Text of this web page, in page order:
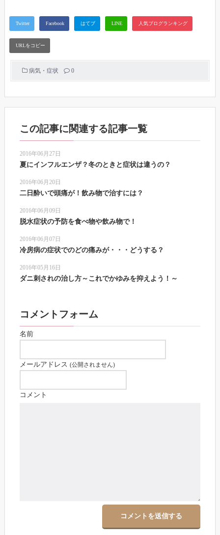
病気・症状 0
この記事に関連する記事一覧
2016年06月27日
夏にインフルエンザ？冬のときと症状は違うの？
2016年06月20日
二日酔いで頭痛が！飲み物で治すには？
2016年06月09日
脱水症状の予防を食べ物や飲み物で！
2016年06月07日
冷房病の症状でのどの痛みが・・・どうする？
2016年05月16日
ダニ刺されの治し方～これでかゆみを抑えよう！～
コメントフォーム
名前
メールアドレス (公開されません)
コメント